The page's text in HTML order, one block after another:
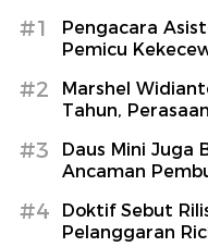
#1
Pengacara
Pemicu
#2
Marshel
Tahun,
#3
Daus Mini Juga
Ancaman
#4
Doktif Sebut
Pelanggaran